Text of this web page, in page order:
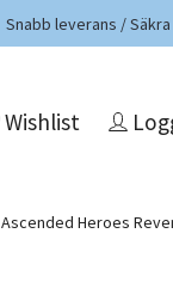
Snabb leverans /
Wishlist
Ascended Heroes